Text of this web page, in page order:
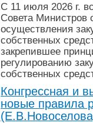
С 11 июля 2026 г.
Совета Министров
осуществления
собственных
закрепившее
регулированию
собственных
Конгрессная и
новые правила